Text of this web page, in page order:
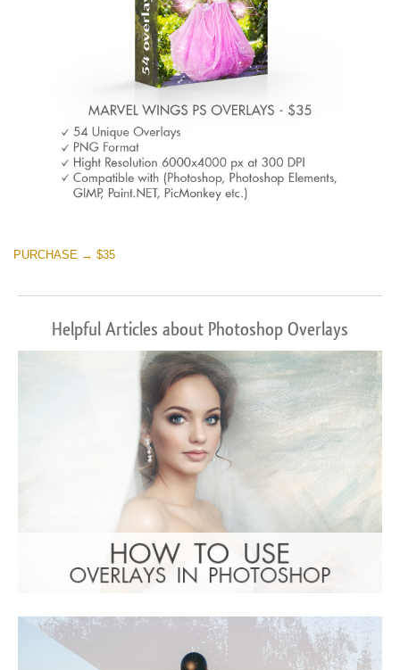
PURCHASE → $35
Helpful Articles about Photoshop Overlays